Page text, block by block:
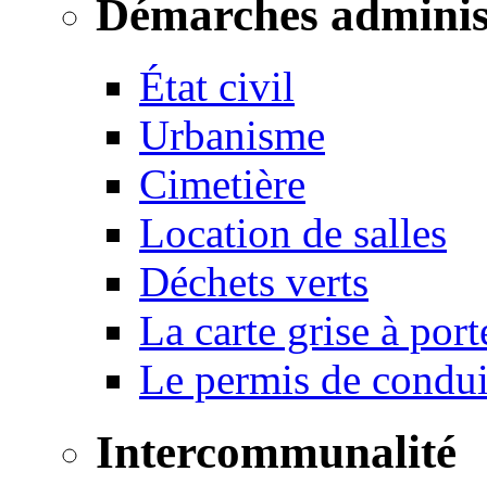
Démarches
État civil
Urbanisme
Cimetière
Location de salles
Déchets verts
La carte grise à
Le permis de
Intercommunalité